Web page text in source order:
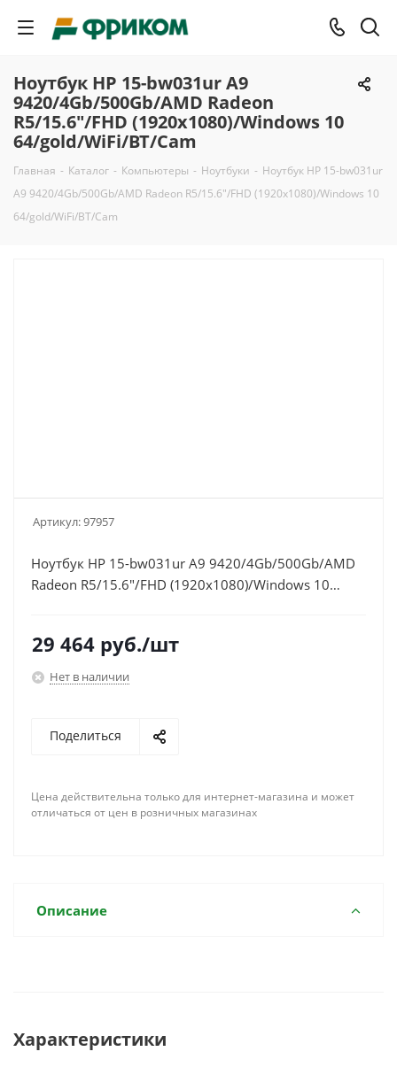
Ноутбук HP 15-bw031ur A9
9420/4Gb/500Gb/AMD Radeon
R5/15.6"/FHD (1920x1080)/Windows 10
64/gold/WiFi/BT/Cam
Главная - Каталог - Компьютеры - Ноутбуки - Ноутбук HP 15-bw031ur
A9 9420/4Gb/500Gb/AMD Radeon R5/15.6"/FHD (1920x1080)/Windows 10
64/gold/WiFi/BT/Cam
Артикул:97957
Ноутбук HP 15-bw031ur A9 9420/4Gb/500Gb/AMD
Radeon R5/15.6"/FHD (1920x1080)/Windows 10
29 464 руб./шт
Нет в наличии
Поделиться
Цена действительна только для интернет-магазина и может
отличаться от цен в розничных магазинах
Описание
Характеристики